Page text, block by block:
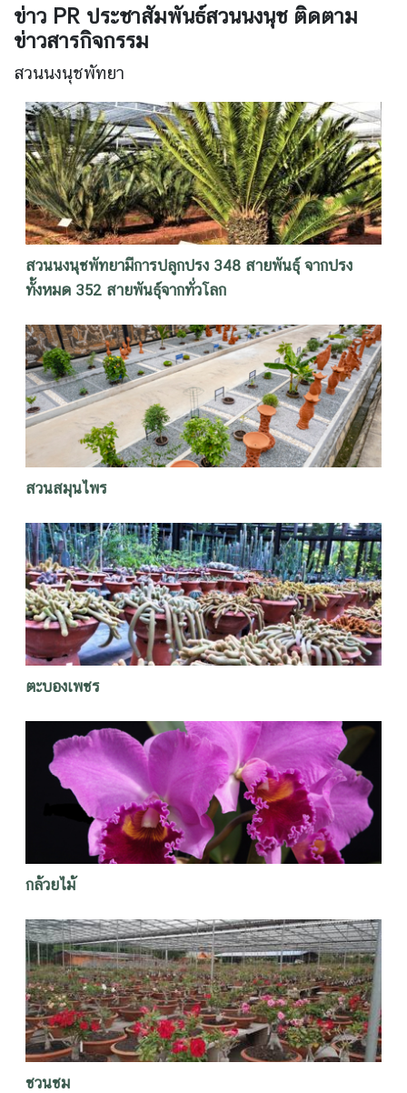
ข่าว PR ประชาสัมพันธ์สวนนงนุช ติดตาม
ข่าวสารกิจกรรม
สวนนงนุชพัทยา
สวนนงนุชพัทยามีการปลูกปรง 348 สายพันธุ์ จากปรง
ทั้งหมด 352 สายพันธุ์จากทั่วโลก
สวนสมุนไพร
ตะบองเพชร
กล้วยไม้
ชวนชม